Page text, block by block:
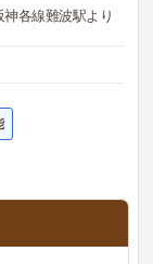
各線難波駅より